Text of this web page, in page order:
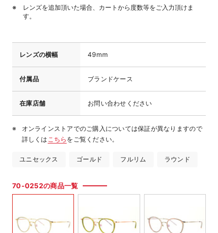
レンズを追加頂いた場合、カートから度数等をご入力頂けま
す。
レンズの横幅 49mm
付属品 ブランドケース
在庫店舗 お問い合わせください
オンラインストアでのご購入については保証が異なりますので
詳しくは こちらをご覧ください。
ユニセックス ゴールド フルリム ラウンド
70-0252の商品一覧